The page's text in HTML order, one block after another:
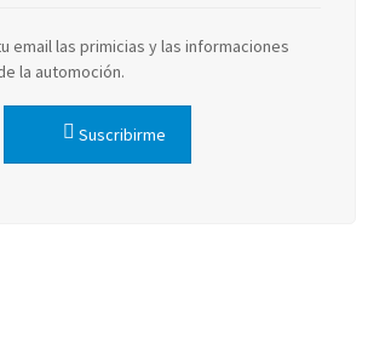
email las primicias y las informaciones
la automoción.
Suscribirme